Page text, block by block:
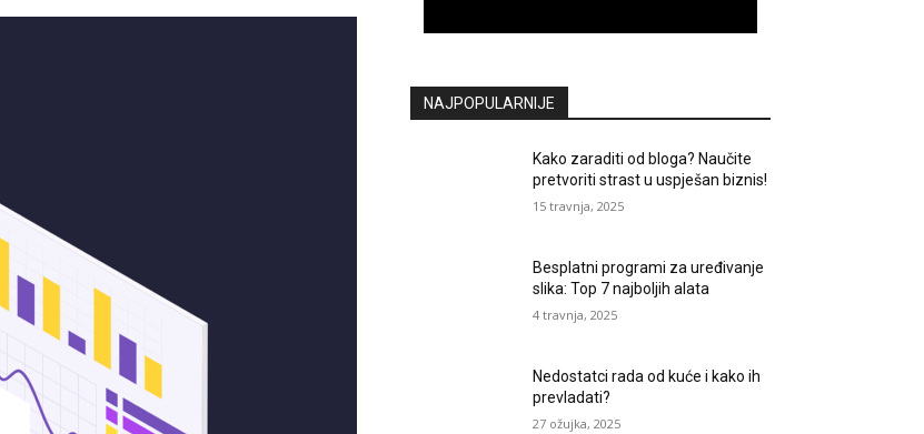
NAJPOPULARNIJE
Kako zaraditi od bloga? Naučite
pretvoriti strast u uspješan biznis!
15 travnja, 2025
Besplatni programi za uređivanje
slika: Top 7 najboljih alata
4 travnja, 2025
Nedostatci rada od kuće i kako ih
prevladati?
27 ožujka, 2025